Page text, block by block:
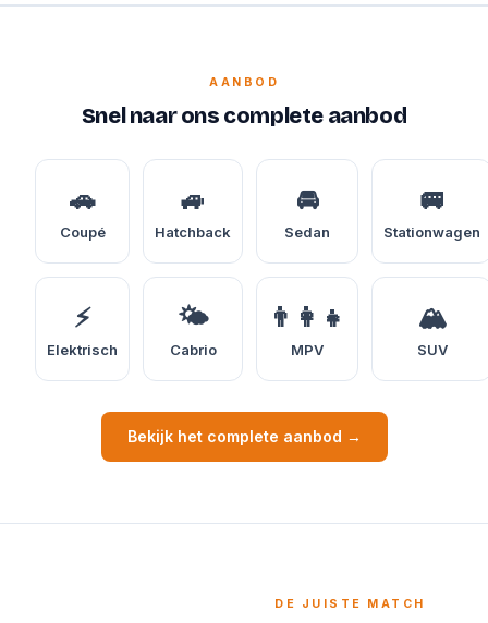
AANBOD
Snel naar ons complete aanbod
🚗
Coupé
🚙
Hatchback
🚘
Sedan
🚐
Stationwagen
⚡
Elektrisch
🌤️
Cabrio
👨‍👩‍👧
MPV
🏔️
SUV
Bekijk het complete aanbod →
DE JUISTE MATCH